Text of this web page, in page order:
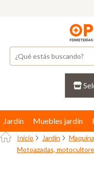
Jardín Muebles jardín
Inicio Jardín
Motoazadas,